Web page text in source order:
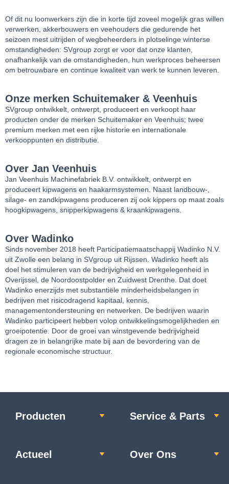
Of dit nu loonwerkers zijn die in korte tijd zoveel mogelijk gras willen
verwerken, akkerbouwers en veehouders die gedurende het
seizoen mest uitrijden of wegbeheerders in plotselinge winterse
omstandigheden: SVgroup zorgt er voor dat onze klanten,
onafhankelijk van de omstandigheden, hun werkproces beheersen
om betrouwbare en continue kwaliteit van werk te kunnen leveren.
Onze merken Schuitemaker & Veenhuis
SVgroup ontwikkelt, ontwerpt, produceert en verkoopt haar
producten onder de merken Schuitemaker en Veenhuis; twee
premium merken met een rijke historie en internationale
verkooppunten en distributie.
Over Jan Veenhuis
Jan Veenhuis Machinefabriek B.V. ontwikkelt, ontwerpt en
produceert kipwagens en haakarmsystemen. Naast landbouw-,
silage- en zandkipwagens produceren zij ook kippers op maat zoals
hoogkipwagens, snipperkipwagens & kraankipwagens.
Over Wadinko
Sinds november 2018 heeft Participatiemaatschappij Wadinko N.V.
uit Zwolle een belang in SVgroup uit Rijssen. Wadinko heeft als
doel het stimuleren van de bedrijvigheid en werkgelegenheid in
Overijssel, de Noordoostpolder en Zuidwest Drenthe. Dat doet
Wadinko enerzijds met substantiële minderheidsbelangen in
bedrijven met risicodragend kapitaal, kennis,
managementondersteuning en netwerken. De bedrijven waarin
Wadinko participeert hebben volop ontwikkelingsmogelijkheden en
groeipotentie. Door de groei van winstgevende bedrijvigheid
dragen ze in belangrijke mate bij aan de bevordering van de
regionale economische structuur.
Producten Service & Parts
Actueel Over Ons